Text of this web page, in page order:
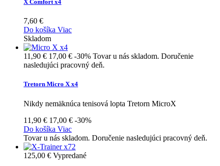
X Comfort x4
7,60 €
Do košíka Viac
Skladom
11,90 € 17,00 € -30% Tovar u nás skladom. Doručenie
nasledujúci pracovný deň.
Tretorn Micro X x4
Nikdy nemäknúca tenisová lopta Tretorn MicroX
11,90 € 17,00 € -30%
Do košíka Viac
Tovar u nás skladom. Doručenie nasledujúci pracovný deň.
125,00 € Vypredané